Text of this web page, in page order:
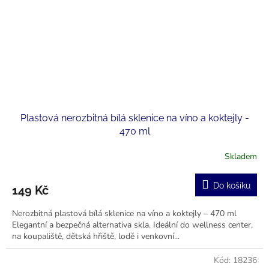
Plastová nerozbitná bílá sklenice na víno a koktejly -
470 ml
Skladem
149 Kč Do košíku
Nerozbitná plastová bílá sklenice na víno a koktejly – 470 ml
Elegantní a bezpečná alternativa skla. Ideální do wellness center,
na koupaliště, dětská hřiště, lodě i venkovní...
Kód: 18236